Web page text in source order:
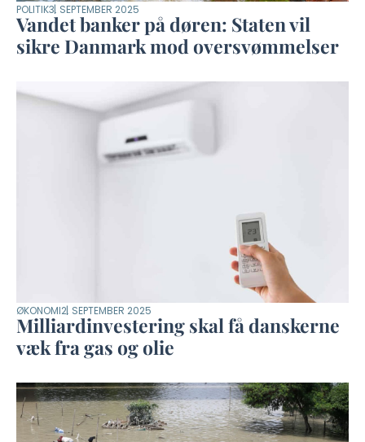
POLITIK3. SEPTEMBER 2025
Vandet banker på døren: Staten vil
sikre Danmark mod oversvømmelser
ØKONOMI2. SEPTEMBER 2025
Milliardinvestering skal få danskerne
væk fra gas og olie